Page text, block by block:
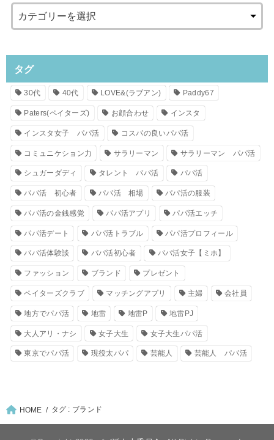
タグ
30代 40代 LOVE&(ラブアン) Paddy67
Paters(ペイターズ) お顔合わせ インスタ
インスタ女子 パパ活 コスパの良いパパ活
コミュニケション力 サラリーマン サラリーマン パパ活
シュガーダディ タレント パパ活 パパ活
パパ活 初心者 パパ活 相場 パパ活の服装
パパ活の金銭感覚 パパ活アプリ パパ活エッチ
パパ活デート パパ活トラブル パパ活プロフィール
パパ活体験談 パパ活初心者 パパ活女子【ミホ】
ファッション ブランド プレゼント
ペイターズクラブ マッチングアプリ 主婦 会社員
地方でパパ活 地雷 地雷P 地雷PJ
大人アリ・ナシ 女子大生 女子大生パパ活
東京でパパ活 現役太パパ 芸能人 芸能人 パパ活
HOME タグ : ブランド